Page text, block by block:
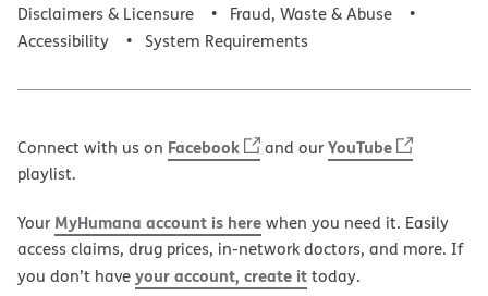
Disclaimers & Licensure
Fraud, Waste & Abuse
Accessibility
System Requirements
Connect with us on Facebook and ourYouTube
playlist.
Your MyHumana account is herewhen you need it. Easily
access claims, drug prices, in-network doctors, and more. If
you don’t haveyour account, create ittoday.